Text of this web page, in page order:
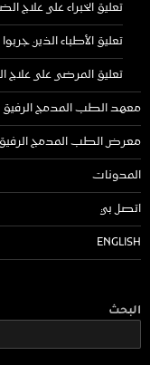
تعليق الخبراء على علاج
تعليق الأطباء الذين
تعليق المرضى على علاج
معهد الطب المدمج الرفيق
معرض الطب المدمج
المدونات
اتصل بي
ENGLISH
البحث